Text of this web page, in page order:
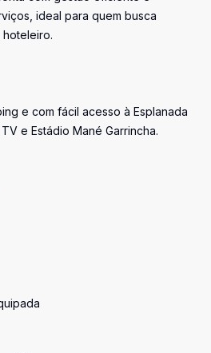
ideal para quem busca
e com fácil acesso à Esplanada
e Estádio Mané Garrincha.